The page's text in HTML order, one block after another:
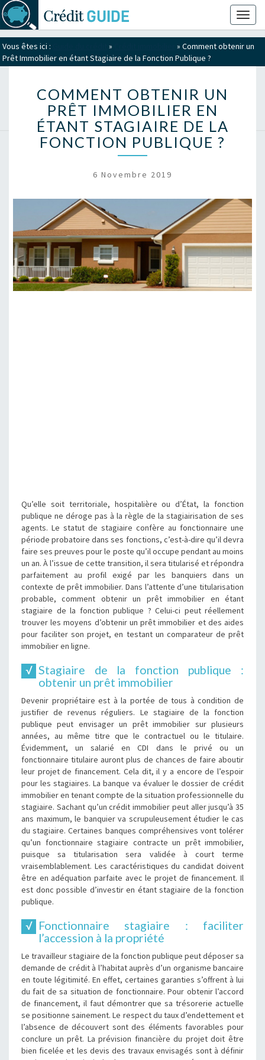
Vous êtes ici :
» »Comment obtenir un
Prêt Immobilier en étant Stagiaire de la Fonction Publique ?
COMMENT OBTENIR UN
PRÊT IMMOBILIER EN
ÉTANT STAGIAIRE DE LA
FONCTION PUBLIQUE ?
6 Novembre 2019
Qu’elle soit territoriale, hospitalière ou d’État, la fonction
publique ne déroge pas à la règle de la stagiairisation de ses
agents. Le statut de stagiaire confère au fonctionnaire une
période probatoire dans ses fonctions, c’est-à-dire qu’il devra
faire ses preuves pour le poste qu’il occupe pendant au moins
un an. À l’issue de cette transition, il sera titularisé et répondra
parfaitement au profil exigé par les banquiers dans un
contexte de prêt immobilier. Dans l’attente d’une titularisation
probable, comment obtenir un prêt immobilier en étant
stagiaire de la fonction publique ? Celui-ci peut réellement
trouver les moyens d’obtenir un prêt immobilier et des aides
pour faciliter son projet, en testant un comparateur de prêt
immobilier en ligne.
Stagiaire de la fonction publique :
obtenir un prêt immobilier
Devenir propriétaire est à la portée de tous à condition de
justifier de revenus réguliers. Le stagiaire de la fonction
publique peut envisager un prêt immobilier sur plusieurs
années, au même titre que le contractuel ou le titulaire.
Évidemment, un salarié en CDI dans le privé ou un
fonctionnaire titulaire auront plus de chances de faire aboutir
leur projet de financement. Cela dit, il y a encore de l’espoir
pour les stagiaires. La banque va évaluer le dossier de crédit
immobilier en tenant compte de la situation professionnelle du
stagiaire. Sachant qu’un crédit immobilier peut aller jusqu’à 35
ans maximum, le banquier va scrupuleusement étudier le cas
du stagiaire. Certaines banques compréhensives vont tolérer
qu’un fonctionnaire stagiaire contracte un prêt immobilier,
puisque sa titularisation sera validée à court terme
vraisemblablement. Les caractéristiques du candidat doivent
être en adéquation parfaite avec le projet de financement. Il
est donc possible d’investir en étant stagiaire de la fonction
publique.
Fonctionnaire stagiaire : faciliter
l’accession à la propriété
Le travailleur stagiaire de la fonction publique peut déposer sa
demande de crédit à l’habitat auprès d’un organisme bancaire
en toute légitimité. En effet, certaines garanties s’offrent à lui
du fait de sa situation de fonctionnaire. Pour obtenir l’accord
de financement, il faut démontrer que sa trésorerie actuelle
se positionne sainement. Le respect du taux d’endettement et
l’absence de découvert sont des éléments favorables pour
conclure un prêt. La prévision financière du projet doit être
bien ficelée et les devis des travaux envisagés sont à définir